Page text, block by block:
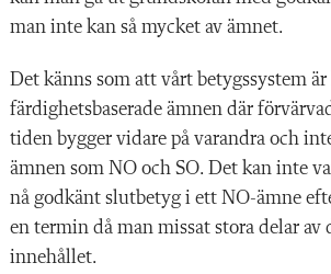
man inte kan så mycket av ämnet.
Det känns som att vårt betygssystem
färdighetsbaserade ämnen där
tiden bygger vidare på varandra och
ämnen som NO och SO. Det kan inte
nå godkänt slutbetyg i ett NO-ämne
en termin då man missat stora delar av
innehållet.